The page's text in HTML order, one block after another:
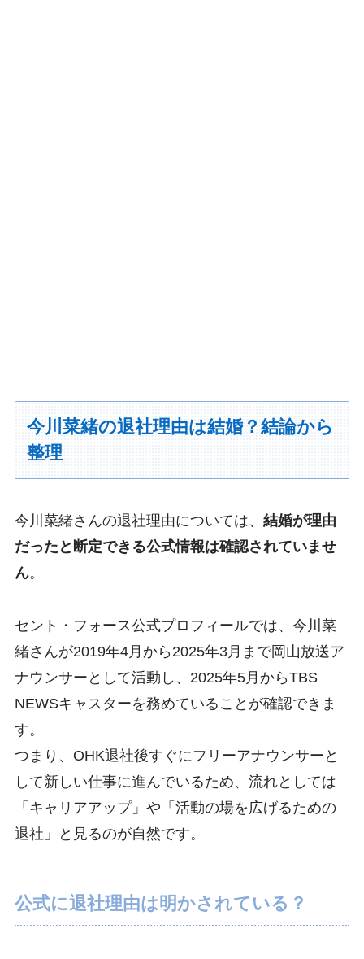
今川菜緒の退社理由は結婚？結論から
整理
今川菜緒さんの退社理由については、 結婚が理由
だったと断定できる公式情報は確認されていませ
ん。
セント・フォース公式プロフィールでは、今川菜
緒さんが2019年4月から2025年3月まで岡山放送ア
ナウンサーとして活動し、2025年5月からTBS
NEWSキャスターを務めていることが確認できま
す。
つまり、OHK退社後すぐにフリーアナウンサーと
して新しい仕事に進んでいるため、流れとしては
「キャリアアップ」や「活動の場を広げるための
退社」と見るのが自然です。
公式に退社理由は明かされている？